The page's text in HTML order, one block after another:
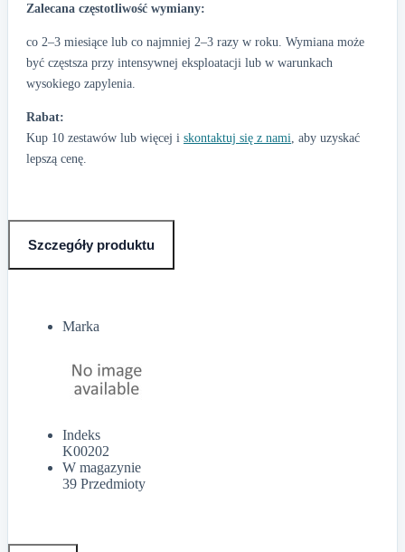
Zalecana częstotliwość wymiany:
co 2–3 miesiące lub co najmniej 2–3 razy w roku. Wymiana może
być częstsza przy intensywnej eksploatacji lub w warunkach
wysokiego zapylenia.
Rabat:
Kup 10 zestawów lub więcej i skontaktuj się z nami , aby uzyskać
lepszą cenę.
Szczegóły produktu
Marka
Indeks
K00202
W magazynie
39 Przedmioty